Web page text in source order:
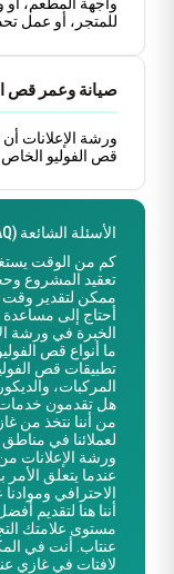
للمتجر، أو عمل
صيانة وعمر قص
ورشة الإعلانات
قص الفوليو الخاص
الأسئلة الشائعة (FAQ)
كم من الوقت
تعقيد المشروع
ممكن لتقدير وقت
أحتاج إلى مساعدة
الخبرة في ورشة
ما أنواع قص
تطبيقات قص
المركبات،
هل تقدمون خدمات
من أننا نتخذ من
لعملائنا في
ورشة الإعلانات من
عندما يتعلق
الاحترافي وموادنا
أننا هنا لتقديم
مستوى علامتك
عنتاب . أنت في
لافتات في غازي